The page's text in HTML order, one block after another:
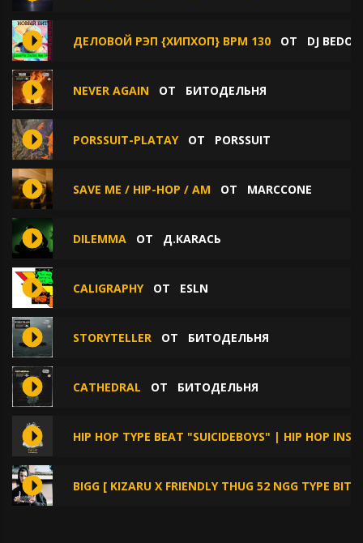
ДЕЛОВОЙ РЭП {ХИПХОП} BPM 130 ОТ DJ
NEVER AGAIN ОТ БИТОДЕЛЬНЯ
PORSSUIT-PLATAYОТ PORSSUIT
SAVE ME / HIP-HOP / AM ОТ MARCCONE
DILEMMA ОТ Д.КАRАСЬ
CALIGRAPHYОТ ESLN
STORYTELLER ОТ БИТОДЕЛЬНЯ
CATHEDRAL ОТ БИТОДЕЛЬНЯ
HIP HOP TYPE BEAT "SUICIDEBOYS" | HIP HOP
BIGG [ KIZARU X FRIENDLY THUG 52 NGG TYPE BIT]